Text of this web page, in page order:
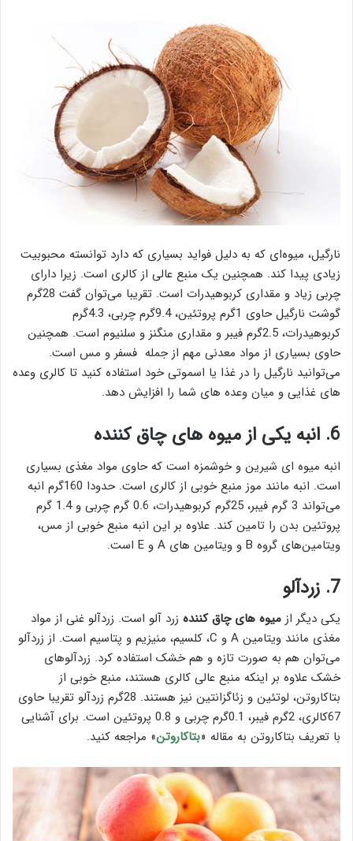
نارگیل، میوه‌ای که به دلیل فواید بسیاری که دارد توانسته محبوبیت
زیادی پیدا کند. همچنین یک منبع عالی از کالری است. زیرا دارای
چربی زیاد و مقداری کربوهیدرات است. تقریبا می‌توان گفت 28گرم
گوشت نارگیل حاوی 1گرم
پروتئین، 9.4گرم چربی، 4.3گرم
کربوهیدرات، 2.5گرم فیبر و مقداری منگنز و
سلنیوم است. همچنین
حاوی بسیاری از مواد معدنی مهم از جمله فسفر و مس است.
می‌توانید نارگیل را در غذا یا اسموتی خود استفاده کنید تا کالری وعده
های غذایی و میان وعده های شما را افزایش دهد.
6. انبه یکی از میوه های چاق کننده
انبه میوه ای شیرین و خوشمزه است که حاوی مواد مغذی بسیاری‌
است. انبه مانند موز منبع خوبی از کالری است. حدودا 160گرم انبه
می‌تواند 3 گرم فیبر،
25گرم کربوهیدرات ، 0.6 گرم چربی و 1.4 گرم
پروتئین بدن را تامین کند. علاوه بر این انبه منبع خوبی از مس،
ویتامین‌های گروه B و ویتامین های A و E است.
7. زردآلو
یکی دیگر از میوه های چاق کننده زرد آلو است. زردآلو غنی از مواد
مغذی مانند ویتامین A و C، کلسیم، منیزیم و پتاسیم است. از زردآلو
می‌توان هم به صورت تازه و هم خشک استفاده کرد. زردآلوهای
خشک علاوه بر اینکه منبع عالی کالری هستند، منبع خوبی از
بتاکاروتن، لوتئین و زئاگزانتین نیز هستند. 28گرم زردآلو تقریبا حاوی
67کالری، 2گرم فیبر، 0.1گرم چربی و 0.8
پروتئین است. برای آشنایی
با تعریف بتاکاروتن به مقاله «بتاکاروتن» مراجعه کنید.